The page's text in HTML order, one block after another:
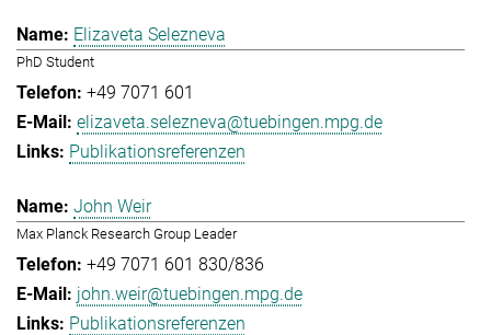
Elizaveta Selezneva
PhD Student
+49 7071 601
elizaveta.selezneva@tuebingen.mpg.de
Publikationsreferenzen
John Weir
Max Planck Research Group Leader
+49 7071 601 830/836
john.weir@tuebingen.mpg.de
Publikationsreferenzen